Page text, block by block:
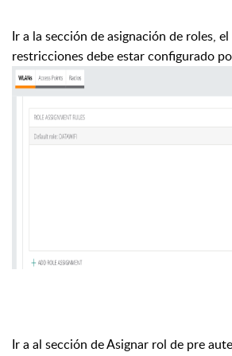
Ir a la sección de asignación de roles,
restricciones debe estar configurado
Ir a al sección de Asignar rol de pre